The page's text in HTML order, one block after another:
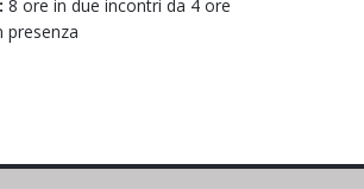
8 ore in due incontri da 4 ore
presenza